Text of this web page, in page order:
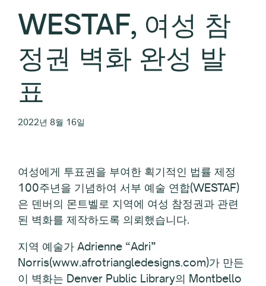
WESTAF, 여성 참
정권 벽화 완성 발
표
2022년 8월 16일
여성에게 투표권을 부여한 획기적인 법률 제정
100주년을 기념하여 서부 예술 연합(WESTAF)
은 덴버의 몬트벨로 지역에 여성 참정권과 관련
된 벽화를 제작하도록 의뢰했습니다.
지역 예술가 Adrienne “Adri”
Norris(www.afrotriangledesigns.com)가 만든
이 벽화는 Denver Public Library의 Montbello